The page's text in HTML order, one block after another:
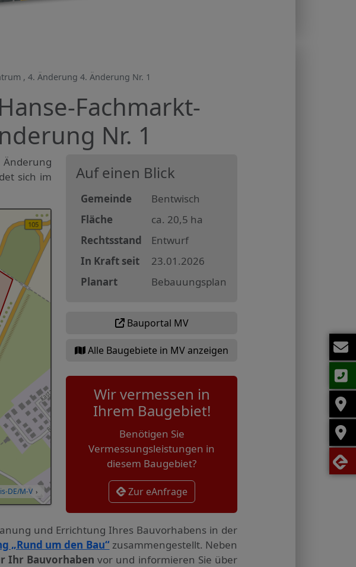
, 4. Änderung 4. Änderung Nr. 1
Fachmarkt-
Nr. 1
Änderung
sich im
›
DE/M-V
Auf einen Blick
Gemeinde
Bentwisch
Fläche
ca. 20,5 ha
Rechtsstand
Entwurf
In Kraft seit
23.01.2026
Planart
Bebauungsplan
Bauportal MV
Alle Baugebiete in MV anzeigen
Wir vermessen in
Ihrem Baugebiet!
Benötigen Sie
Vermessungsleistungen in
diesem Baugebiet?
Zur eAnfrage
und Errichtung Ihres Bauvorhabens in der
„Rund um den Bau“zusammengestellt. Neben
Ihr Bauvorhaben vor und informieren Sie über